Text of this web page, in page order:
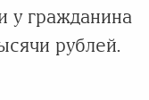
у гражданина
рублей.